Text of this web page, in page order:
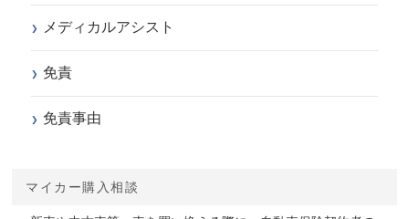
メディカルアシスト
免責
免責事由
マイカー購入相談